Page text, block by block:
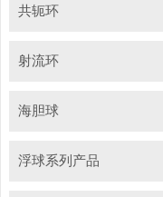
共轭环
射流环
海胆球
浮球系列产品